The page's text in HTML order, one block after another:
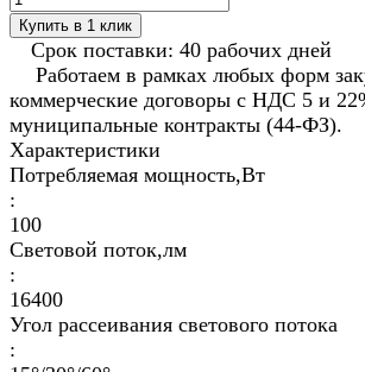
Купить в 1 клик
Срок поставки: 40 рабочих дней
Работаем в рамках любых форм
коммерческие договоры с НДС 5 и
муниципальные контракты (44-ФЗ).
Характеристики
Потребляемая мощность,Вт
:
100
Световой поток,лм
:
16400
Угол рассеивания светового потока
: